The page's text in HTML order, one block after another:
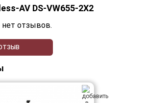
AV DS-VW655-2X2
нет отзывов.